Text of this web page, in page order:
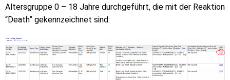
Altersgruppe 0 – 18 Jahre durchgeführt, die mit der Reaktion
“Death” gekennzeichnet sind: